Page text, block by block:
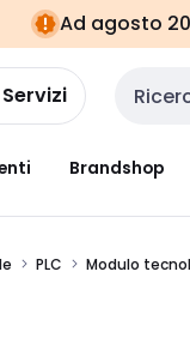
Ad agosto
Cerca
Brandshop
PLC Modulo